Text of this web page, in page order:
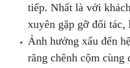
tiếp. Nhất là với
xuyên gặp gỡ đối tác,
Ảnh hưởng xấu đến
răng chênh cộm cùng